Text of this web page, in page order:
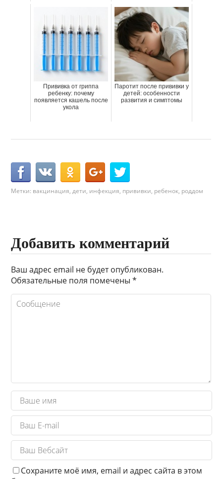
Прививка от гриппа
ребенку: почему
появляется кашель после
укола
Паротит после прививки у
детей: особенности
развития и симптомы
Метки: вакцинация,дети, инфекция, прививки, ребенок, роддом
Добавить комментарий
Ваш адрес email не будет опубликован.
Обязательные поля помечены*
Сохраните моё имя, email и адрес сайта в этом